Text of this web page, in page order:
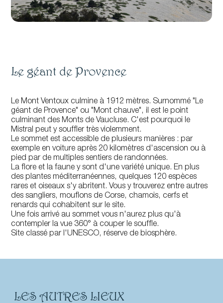
Le géant de Provence
Le Mont Ventoux culmine à 1912 mètres. Surnommé "Le
géant de Provence" ou "Mont chauve", il est le point
culminant des Monts de Vaucluse. C'est pourquoi le
Mistral peut y souffler très violemment.
Le sommet est accessible de plusieurs manières : par
exemple en voiture après 20 kilomètres d'ascension ou à
pied par de multiples sentiers de randonnées.
La flore et la faune y sont d'une variété unique. En plus
des plantes méditerranéennes, quelques 120 espèces
rares et oiseaux s'y abritent. Vous y trouverez entre autres
des sangliers, mouflons de Corse, chamois, cerfs et
renards qui cohabitent sur le site.
Une fois arrivé au sommet vous n'aurez plus qu'à
contempler la vue 360° à couper le souffle.
Site classé par l'UNESCO, réserve de biosphère.
LES AUTRES LIEUX